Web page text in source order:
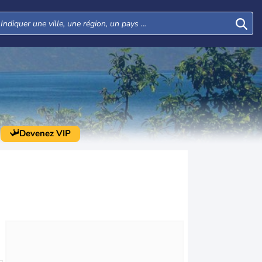
Devenez VIP